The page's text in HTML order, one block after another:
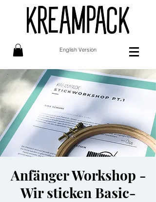
English Version
Anfänger Workshop -
Wir sticken Basic-